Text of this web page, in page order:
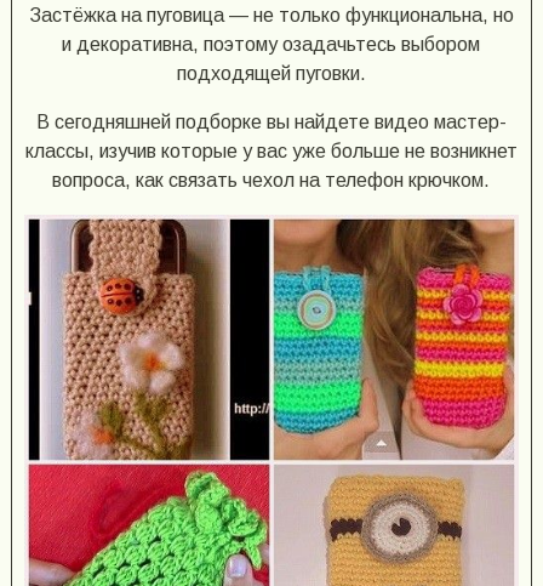
Застёжка на пуговица — не только функциональна, но
и декоративна, поэтому озадачьтесь выбором
подходящей пуговки.
В сегодняшней подборке вы найдете видео мастер-
классы, изучив которые у вас уже больше не возникнет
вопроса, как связать чехол на телефон крючком.